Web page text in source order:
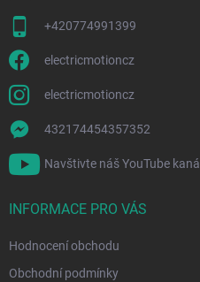
+420774991399
electricmotioncz
electricmotioncz
432174454357352
Navštivte náš YouTube kanál
INFORMACE PRO VÁS
Hodnocení obchodu
Obchodní podmínky